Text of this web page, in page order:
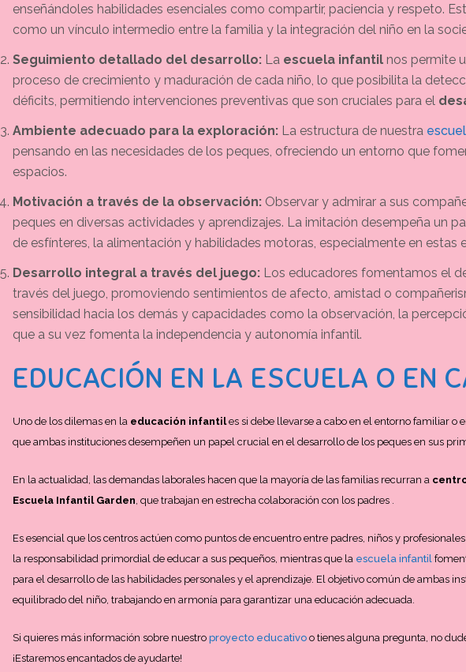
enseñándoles habilidades esenciales como compartir, paciencia y respeto.
como un vínculo intermedio entre la familia y la integración del niño en la
Seguimiento detallado del desarrollo: La escuela infantil nos permite
proceso de crecimiento y maduración de cada niño, lo que posibilita la
déficits, permitiendo intervenciones preventivas que son cruciales para el
Ambiente adecuado para la exploración: La estructura de nuestra
pensando en las necesidades de los peques, ofreciendo un entorno que
espacios.
Motivación a través de la observación: Observar y admirar a sus
peques en diversas actividades y aprendizajes. La imitación desempeña un
de esfínteres, la alimentación y habilidades motoras, especialmente en estas
Desarrollo integral a través del juego: Los educadores fomentamos el
través del juego, promoviendo sentimientos de afecto, amistad o
sensibilidad hacia los demás y capacidades como la observación, la
que a su vez fomenta la independencia y autonomía infantil.
EDUCACIÓN EN LA ESCUELA O EN
Uno de los dilemas en la educación infantiles si debe llevarse a cabo en el entorno familiar o
que ambas instituciones desempeñen un papel crucial en el desarrollo de los peques en sus
En la actualidad, las demandas laborales hacen que la mayoría de las familias recurran a
Escuela Infantil Garden , que trabajan en estrecha colaboración con los padres .
Es esencial que los centros actúen como puntos de encuentro entre padres, niños y
la responsabilidad primordial de educar a sus pequeños, mientras que la escuela infantil
para el desarrollo de las habilidades personales y el aprendizaje. El objetivo común de ambas
equilibrado del niño, trabajando en armonía para garantizar una educación adecuada.
Si quieres más información sobre nuestro proyecto educativo o tienes alguna pregunta, no
¡Estaremos encantados de ayudarte!